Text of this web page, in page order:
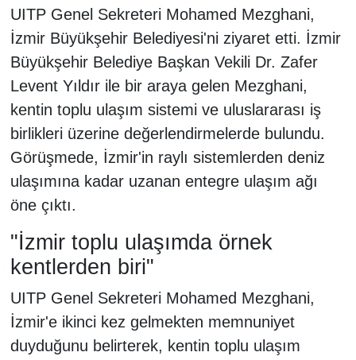
UITP Genel Sekreteri Mohamed Mezghani,
İzmir Büyükşehir Belediyesi'ni ziyaret etti. İzmir
Büyükşehir Belediye Başkan Vekili Dr. Zafer
Levent Yıldır ile bir araya gelen Mezghani,
kentin toplu ulaşım sistemi ve uluslararası iş
birlikleri üzerine değerlendirmelerde bulundu.
Görüşmede, İzmir'in raylı sistemlerden deniz
ulaşımına kadar uzanan entegre ulaşım ağı
öne çıktı.
"İzmir toplu ulaşımda örnek
kentlerden biri"
UITP Genel Sekreteri Mohamed Mezghani,
İzmir'e ikinci kez gelmekten memnuniyet
duyduğunu belirterek, kentin toplu ulaşım